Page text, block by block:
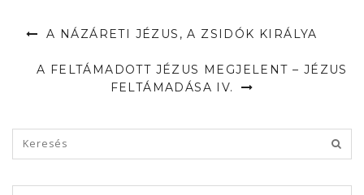
A NÁZÁRETI JÉZUS, A ZSIDÓK KIRÁLYA
A FELTÁMADOTT JÉZUS MEGJELENT – JÉZUS
FELTÁMADÁSA IV.